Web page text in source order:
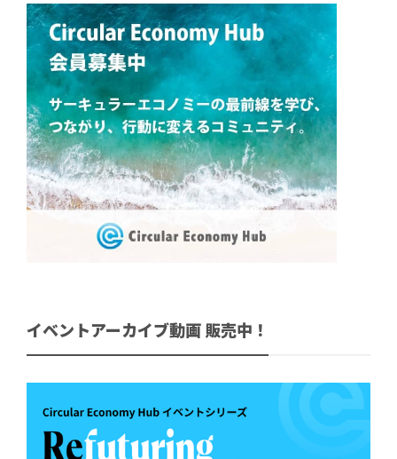
イベントアーカイブ動画 販売中！